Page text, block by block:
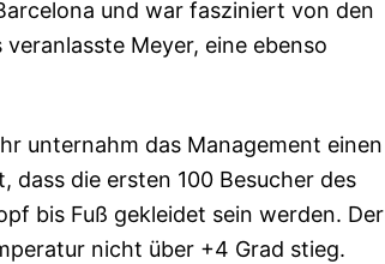
und war fasziniert von den
Meyer, eine ebenso
unternahm das Management einen
dass die ersten 100 Besucher des
bis Fuß gekleidet sein werden. Der
nicht über +4 Grad stieg.